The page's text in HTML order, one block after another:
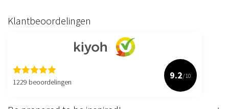
Klantbeoordelingen
1229 beoordelingen
9.2/10